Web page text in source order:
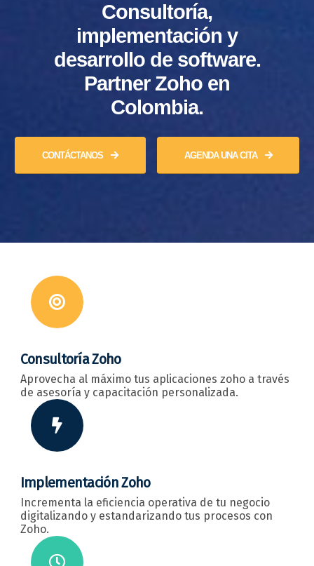
Consultoría,
implementación y
desarrollo de software.
Partner Zoho en
Colombia.
CONTÁCTANOS AGENDA UNA CITA
Consultoría Zoho
Aprovecha al máximo tus aplicaciones zoho a través
de asesoría y capacitación personalizada.
Implementación Zoho
Incrementa la eficiencia operativa de tu negocio
digitalizando y estandarizando tus procesos con
Zoho.